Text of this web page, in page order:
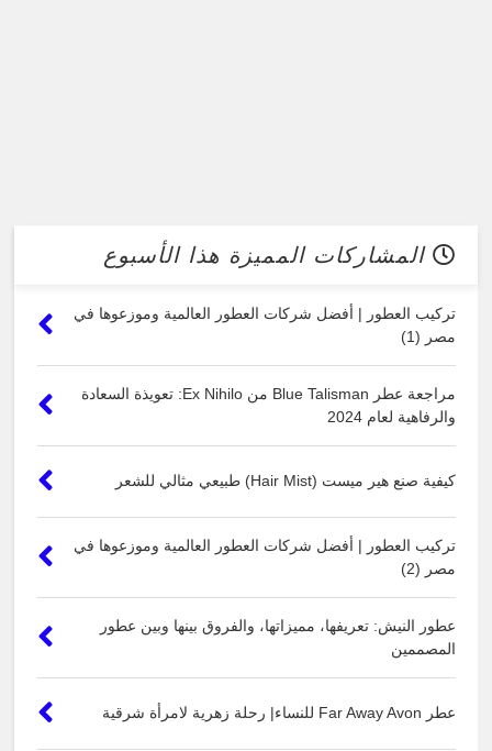
المشاركات المميزة هذا الأسبوع
تركيب العطور | أفضل شركات العطور العالمية وموزعوها في
مصر (1)
مراجعة عطر Blue Talisman من Ex Nihilo: تعويذة السعادة
والرفاهية لعام 2024
كيفية صنع هير ميست (Hair Mist) طبيعي مثالي للشعر
تركيب العطور | أفضل شركات العطور العالمية وموزعوها في
مصر (2)
عطور النيش: تعريفها، مميزاتها، والفروق بينها وبين عطور
المصممين
عطر Far Away Avon للنساء| رحلة زهرية لامرأة شرقية